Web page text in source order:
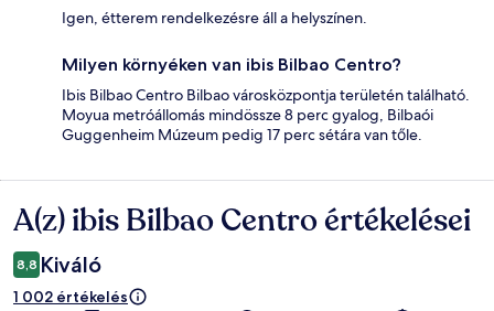
Igen, étterem rendelkezésre áll a helyszínen.
Milyen környéken van ibis Bilbao Centro?
Ibis Bilbao Centro Bilbao városközpontja területén található.
Moyua metróállomás mindössze 8 perc gyalog, Bilbaói
Guggenheim Múzeum pedig 17 perc sétára van tőle.
Értékelések
A(z) ibis Bilbao Centro értékelései
8,8 Kiváló
1 002 értékelés